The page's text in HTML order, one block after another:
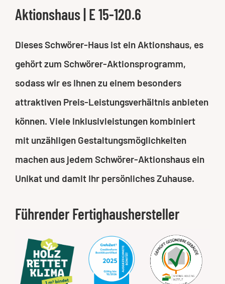
Aktionshaus | E 15-120.6
Dieses Schwörer-Haus ist ein Aktionshaus, es
gehört zum Schwörer-Aktionsprogramm,
sodass wir es Ihnen zu einem besonders
attraktiven Preis-Leistungsverhältnis anbieten
können. Viele Inklusivleistungen kombiniert
mit unzähligen Gestaltungsmöglichkeiten
machen aus jedem Schwörer-Aktionshaus ein
Unikat und damit Ihr persönliches Zuhause.
Führender Fertighaushersteller